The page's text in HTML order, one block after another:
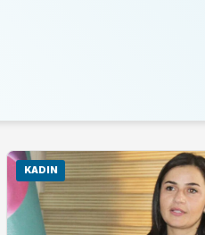
KADIN